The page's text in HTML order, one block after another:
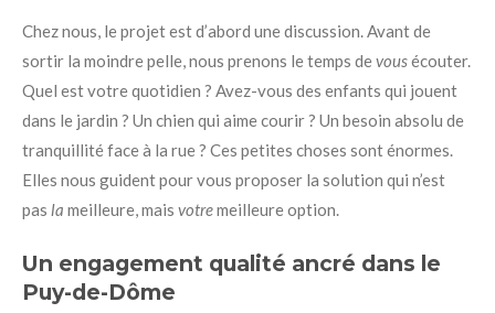
Chez nous, le projet est d’abord une discussion. Avant de
sortir la moindre pelle, nous prenons le temps devousécouter.
Quel est votre quotidien ? Avez-vous des enfants qui jouent
dans le jardin ? Un chien qui aime courir ? Un besoin absolu de
tranquillité face à la rue ? Ces petites choses sont énormes.
Elles nous guident pour vous proposer la solution qui n’est
pas la meilleure, mais votremeilleure option.
Un engagement qualité ancré dans le
Puy-de-Dôme